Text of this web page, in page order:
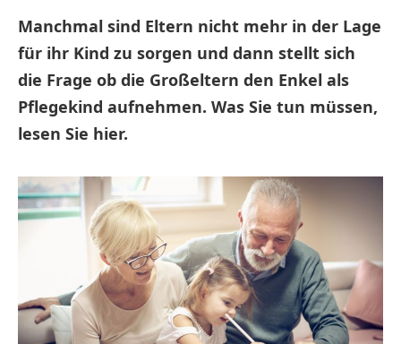
Manchmal sind Eltern nicht mehr in der Lage
für ihr Kind zu sorgen und dann stellt sich
die Frage ob die Großeltern den Enkel als
Pflegekind aufnehmen. Was Sie tun müssen,
lesen Sie hier.